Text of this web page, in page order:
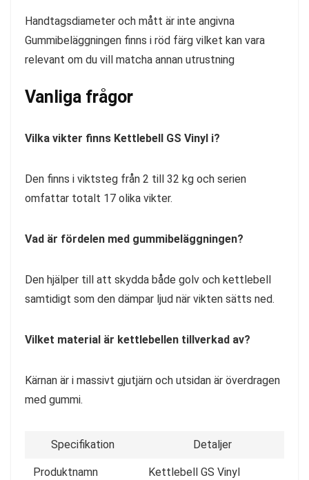
Handtagsdiameter och mått är inte angivna
Gummibeläggningen finns i röd färg vilket kan vara
relevant om du vill matcha annan utrustning
Vanliga frågor
Vilka vikter finns Kettlebell GS Vinyl i?
Den finns i viktsteg från 2 till 32 kg och serien
omfattar totalt 17 olika vikter.
Vad är fördelen med gummibeläggningen?
Den hjälper till att skydda både golv och kettlebell
samtidigt som den dämpar ljud när vikten sätts ned.
Vilket material är kettlebellen tillverkad av?
Kärnan är i massivt gjutjärn och utsidan är överdragen
med gummi.
Specifikation Detaljer
Produktnamn Kettlebell GS Vinyl